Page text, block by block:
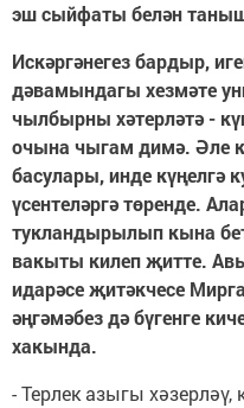
эш сыйфаты белән
Искәргәнегез бардыр,
дәвамындагы хезмәте
чылбырны хәтерләтә -
очына чыгам димә. Әле
басулары, инде күңелгә
үсентеләргә төренде.
тукландырылып кына
вакыты килеп җитте.
идарәсе җитәкчесе
әңгәмәбез дә бүгенге
хакында.
- Терлек азыгы